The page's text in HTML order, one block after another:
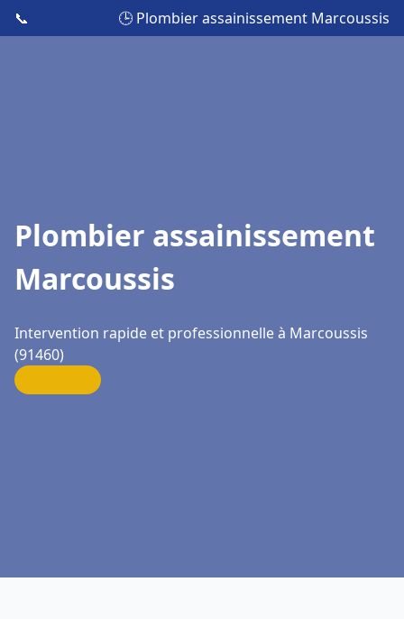
📞 🕒 Plombier assainissement Marcoussis
Plombier assainissement
Marcoussis
Intervention rapide et professionnelle à Marcoussis
(91460)